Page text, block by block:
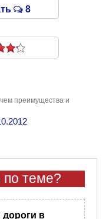
8
преимущества и
по теме?
дороги в